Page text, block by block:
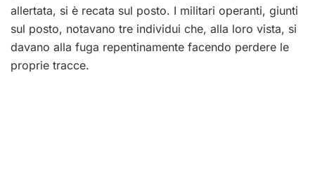
allertata, si è recata sul posto. I militari operanti, giunti
sul posto, notavano tre individui che, alla loro vista, si
davano alla fuga repentinamente facendo perdere le
proprie tracce.